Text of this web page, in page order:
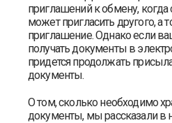
приглашений к обмену, когда
может пригласить другого, а
приглашение. Однако если
получать документы в
придется продолжать
документы.
О том, сколько необходимо
документы, мы рассказали в